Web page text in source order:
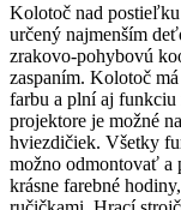
Kolotoč nad
určený najmenším
zrakovo-pohybovú
zaspaním. Kolotoč
farbu a plní aj funkciu
projektore je možné
hviezdičiek. Všetky
možno odmontovať a
krásne farebné